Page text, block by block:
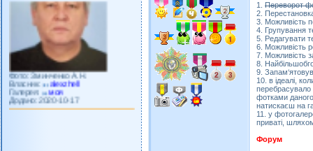
Фото: Зминченко А.Н.
alexzhell
Додано: 2020-10-17
1. Переворот
2.
3. Можливість
4. Групування
5. Редагувати
6. Можливість
7. Можливість
8.
9.
10. в ідеалі,
перебрасувало
фотками
натискаєш на
11. у
приваті,
Форум